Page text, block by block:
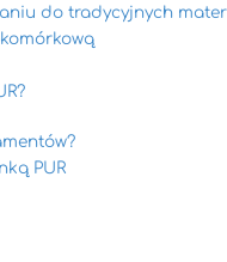
do tradycyjnych
PUR